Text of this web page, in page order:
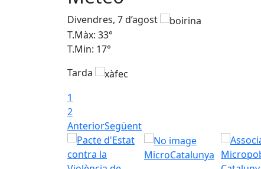
Divendres, 7 d’agost
T.Màx: 33°
T.Min: 17°
Tarda
1
2
AnteriorSegüent
MicroCatalunya